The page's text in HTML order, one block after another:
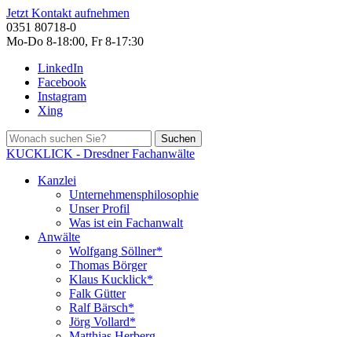
Jetzt Kontakt aufnehmen
0351 80718-0
Mo-Do 8-18:00, Fr 8-17:30
LinkedIn
Facebook
Instagram
Xing
Suchen
KUCKLICK - Dresdner Fachanwälte
Kanzlei
Unternehmensphilosophie
Unser Profil
Was ist ein Fachanwalt
Anwälte
Wolfgang Söllner*
Thomas Börger
Klaus Kucklick*
Falk Gütter
Ralf Bärsch*
Jörg Vollard*